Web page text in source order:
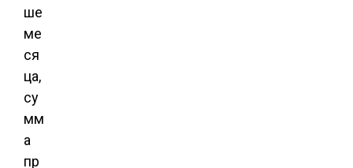
ше
ме
ся
ца,
су
мм
а
пр